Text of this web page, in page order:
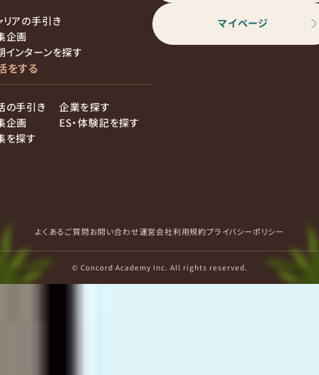
リアの手引き
企画
インターンを探す
をする
の手引き
企画
を探す
企業を探す
ES・体験記を探す
マイページ
よくあるご質問お問い合わせ運営会社利用規約プライバシーポリシー
© Concord Academy Inc. All rights reserved.